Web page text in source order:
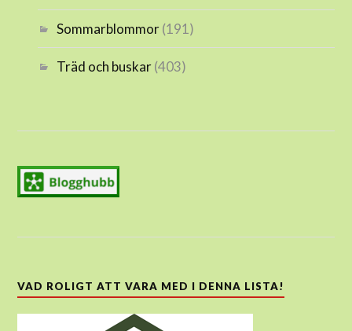
Sommarblommor(191)
Träd och buskar(403)
VAD ROLIGT ATT VARA MED I DENNA LISTA!